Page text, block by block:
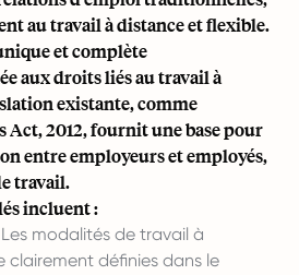
au travail à distance et flexible.
et complète
aux droits liés au travail à
existante, comme
Act, 2012, fournit une base pour
entre employeurs et employés,
travail.
incluent :
Les modalités de travail à
définies dans le